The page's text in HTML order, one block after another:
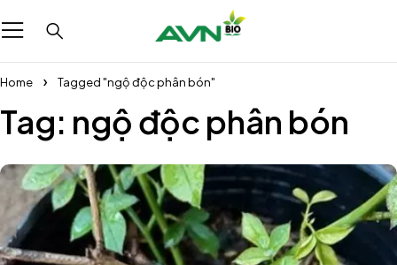
Home Tagged "ngộ độc phân bón"
Tag: ngộ độc phân bón